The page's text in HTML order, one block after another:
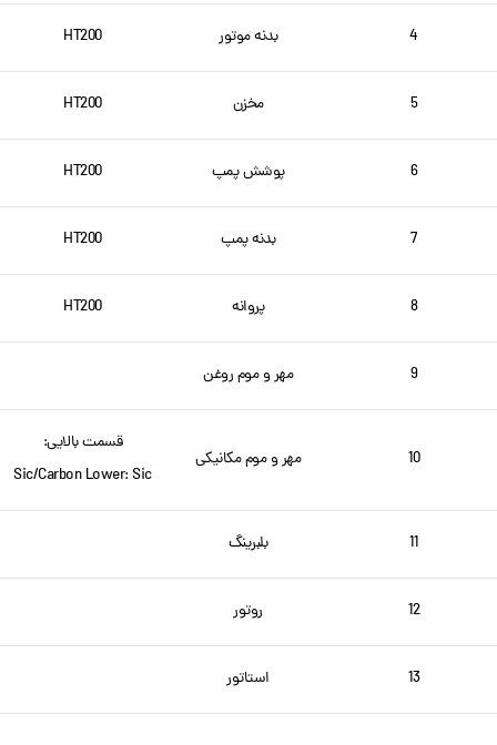
4 بدنه موتور HT200
5 مخزن HT200
6 پوشش پمپ HT200
7 بدنه پمپ HT200
8 پروانه HT200
9 مهر و موم روغن
10 مهر و موم مکانیکی
قسمت بالایی:
Sic/Carbon Lower: Sic
11 بلبرینگ
12 روتور
13 استاتور